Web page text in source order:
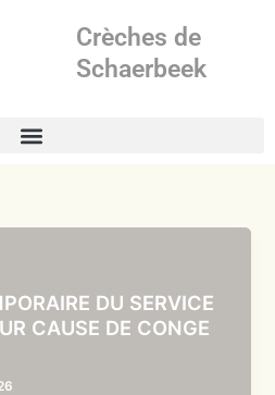
Crèches de
Schaerbeek
DU SERVICE
CAUSE DE CONGE